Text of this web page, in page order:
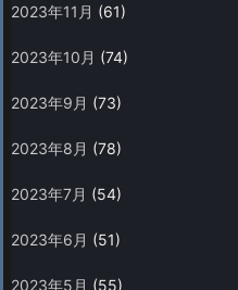
2023年11月 (61)
2023年10月 (74)
2023年9月 (73)
2023年8月 (78)
2023年7月 (54)
2023年6月 (51)
2023年5月 (55)